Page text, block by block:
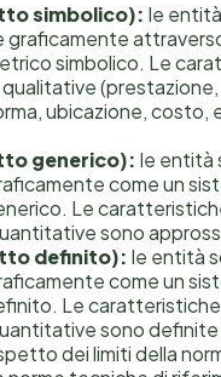
simbolico): le
simbolico. Le
(prestazione,
ubicazione, costo,
generico): le entità
come un
Le
sono
definito): le entità
come un
Le caratteristiche
sono definite
dei limiti della